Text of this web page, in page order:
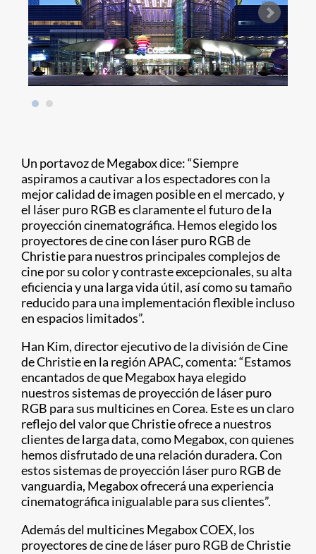
Un portavoz de Megabox dice: “Siempre
aspiramos a cautivar a los espectadores con la
mejor calidad de imagen posible en el mercado, y
el láser puro RGB es claramente el futuro de la
proyección cinematográfica. Hemos elegido los
proyectores de cine con láser puro RGB de
Christie para nuestros principales complejos de
cine por su color y contraste excepcionales, su alta
eficiencia y una larga vida útil, así como su tamaño
reducido para una implementación flexible incluso
en espacios limitados”.
Han Kim, director ejecutivo de la división de Cine
de Christie en la región APAC, comenta: “Estamos
encantados de que Megabox haya elegido
nuestros sistemas de proyección de láser puro
RGB para sus multicines en Corea. Este es un claro
reflejo del valor que Christie ofrece a nuestros
clientes de larga data, como Megabox, con quienes
hemos disfrutado de una relación duradera. Con
estos sistemas de proyección láser puro RGB de
vanguardia, Megabox ofrecerá una experiencia
cinematográfica inigualable para sus clientes”.
Además del multicines Megabox COEX, los
proyectores de cine de láser puro RGB de Christie